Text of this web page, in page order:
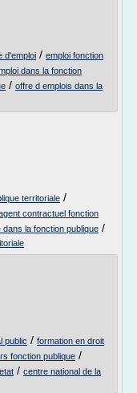
d'emploi / emploi fonction
dans la fonction
/ offre d emplois dans la
territoriale /
contractuel fonction
la fonction publique /
public / formation en droit
fonction publique /
/ centre national de la